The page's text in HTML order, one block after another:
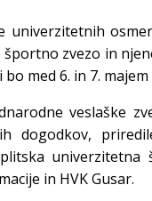
univerzitetnih
zvezo in
med 6. in 7. majem
veslaške
dogodkov,
univerzitetna
in HVK Gusar.